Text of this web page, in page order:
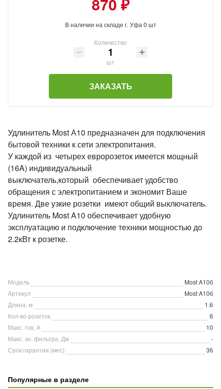
В наличии на складе г. Уфа 0 шт
Количество
шт
ЗАКАЗАТЬ
Удлинитель Most А10 предназначен для подключения
бытовой техники к сети электропитания.
У каждой из четырех евророзеток имеется мощный
(16A) индивидуальный
выключатель,который обеспечивает удобство
обращения с электропитанием и экономит Ваше
время. Две узкие розетки имеют общий выключатель.
Удлинитель Most A10 обеспечивает удобную
эксплуатацию и подключение техники мощностью до
2.2кВт к розетке.
Модель
Most A10б
Артикул
Most A10б
Длина, м
1.6
Кол-во розеток
6
Макс. ток, А
10
Макс. эн. фильтра, Дж
-
Срок гарантии (мес)
36
Популярные в разделе